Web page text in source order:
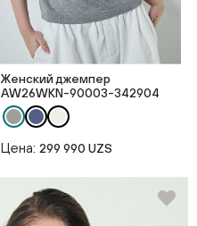
Женский джемпер
AW26WKN-90003-342904
Цена: 299 990 UZS